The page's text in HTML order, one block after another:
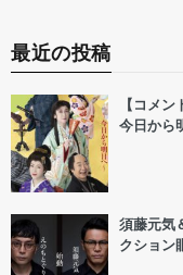
最近の投稿
【コメ
今日から
須藤元気
クション